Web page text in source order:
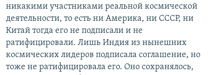
никакими участниками реальной космической
деятельности, то есть ни Америка, ни СССР, ни
Китай тогда его не подписали и не
ратифицировали. Лишь Индия из нынешних
космических лидеров подписала соглашение, но
тоже не ратифицировала его. Оно сохранялось,